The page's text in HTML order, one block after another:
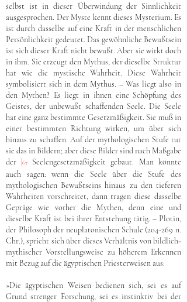
selbst ist in dieser Überwindung der Sinnlichkeit
ausgesprochen. Der Myste kennt dieses Mysterium. Es
ist durch dasselbe auf eine Kraft in der menschlichen
Persönlichkeit gedeutet. Das gewöhnliche Bewußtsein
ist sich dieser Kraft nicht bewußt. Aber sie wirkt doch
in ihm. Sie erzeugt den Mythus, der dieselbe Struktur
hat wie die mystische Wahrheit. Diese Wahrheit
symbolisiert sich in dem Mythus. – Was liegt also in
den Mythen? Es liegt in ihnen eine Schöpfung des
Geistes, der unbewußt schaffenden Seele. Die Seele
hat eine ganz bestimmte Gesetzmäßigkeit. Sie muß in
einer bestimmten Richtung wirken, um über sich
hinaus zu schaffen. Auf der mythologischen Stufe tut
sie das in Bildern; aber diese Bilder sind nach Maßgabe
der |67 Seelengesetzmäßigkeit gebaut. Man könnte
auch sagen: wenn die Seele über die Stufe des
mythologischen Bewußtseins hinaus zu den tieferen
Wahrheiten vorschreitet, dann tragen diese dasselbe
Gepräge wie vorher die Mythen, denn eine und
dieselbe Kraft ist bei ihrer Entstehung tätig. – Plotin,
der Philosoph der neuplatonischen Schule (204-269 n.
Chr.), spricht sich über dieses Verhältnis von bildlich-
mythischer Vorstellungsweise zu höherem Erkennen
mit Bezug auf die ägyptischen Priesterweisen aus:
»Die ägyptischen Weisen bedienen sich, sei es auf
Grund strenger Forschung, sei es instinktiv bei der